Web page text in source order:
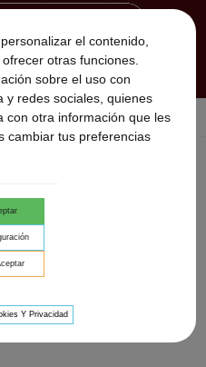
el contenido,
otras funciones.
sobre el uso con
y redes sociales, quienes
con otra información que les
cambiar tus preferencias
Y Privacidad
para
y aprecian su
acude con